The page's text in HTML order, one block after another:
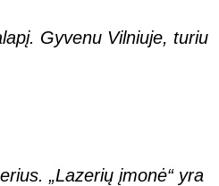
Gyvenu Vilniuje, turiu
„Lazerių įmonė“ yra